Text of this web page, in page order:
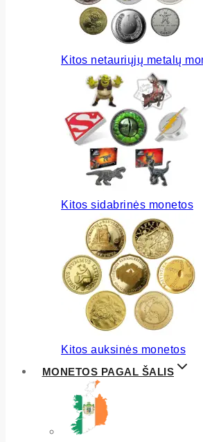
Kitos netauriųjų metalų
Kitos sidabrinės monetos
Kitos auksinės monetos
MONETOS PAGAL ŠALIS